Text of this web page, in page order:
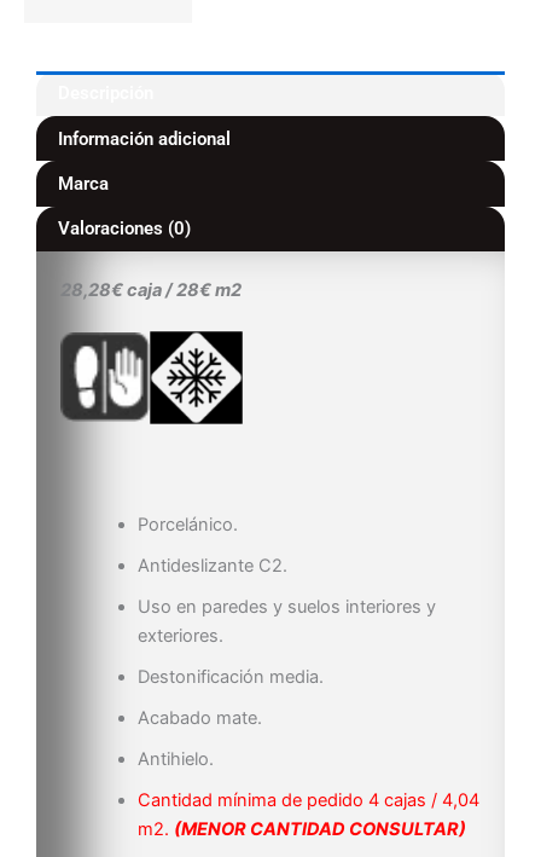
Información adicional
Marca
Valoraciones (0)
28,28€ caja / 28€ m2
Porcelánico.
Antideslizante C2.
Uso en paredes y suelos interiores y
exteriores.
Destonificación media.
Acabado mate.
Antihielo.
Cantidad mínima de pedido 4 cajas / 4,04
m2. (MENOR CANTIDAD CONSULTAR)